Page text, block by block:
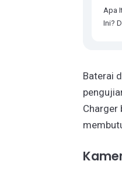
Apa
Ini?
Baterai
Charger